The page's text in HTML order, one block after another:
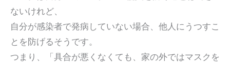
ないけれど、
自分が感染者で発病していない場合、他人にうつすこ
とを防げるそうです。
つまり、「具合が悪くなくても、家の外ではマスクを